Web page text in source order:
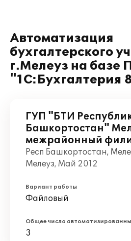
Автоматизация
бухгалтерского
г.Мелеуз на базе
"1С:Бухгалтерия
ГУП "БТИ
Башкортостан"
межрайонный
Респ Башкортостан,
Мелеуз, Май 2012
Вариант работы
Файловый
Общее число
3